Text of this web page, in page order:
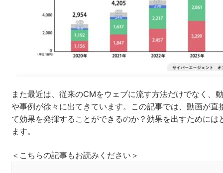
株式会社メディックス
また最近は、従来のCMをウェブに流す方法だけでなく、
や事例が徐々に出てきています。この記事では、動画が直
て効果を発揮することができるのか？効果を出すためには
ます。
＜こちらの記事もお読みください＞